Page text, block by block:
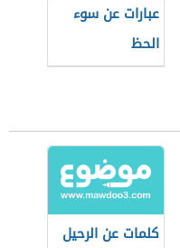
عبارات عن سوء
الحظ
كلمات عن الرحيل